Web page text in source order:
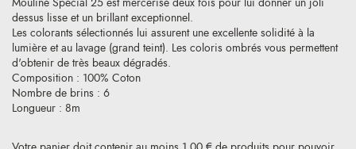
dessus lisse et un brillant exceptionnel.
Les colorants sélectionnés lui assurent une excellente solidité à la
lumière et au lavage (grand teint). Les coloris ombrés vous permettent
d'obtenir de très beaux dégradés.
Composition : 100% Coton
Nombre de brins : 6
Longueur : 8m